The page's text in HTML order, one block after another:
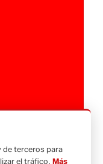
de terceros para
el tráfico. Más